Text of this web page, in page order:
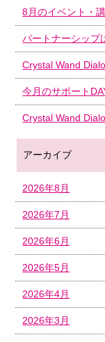
8月のイベント・
パートナーシップ
Crystal Wand
今月のサポート
Crystal Wand
アーカイブ
2026年8月
2026年7月
2026年6月
2026年5月
2026年4月
2026年3月